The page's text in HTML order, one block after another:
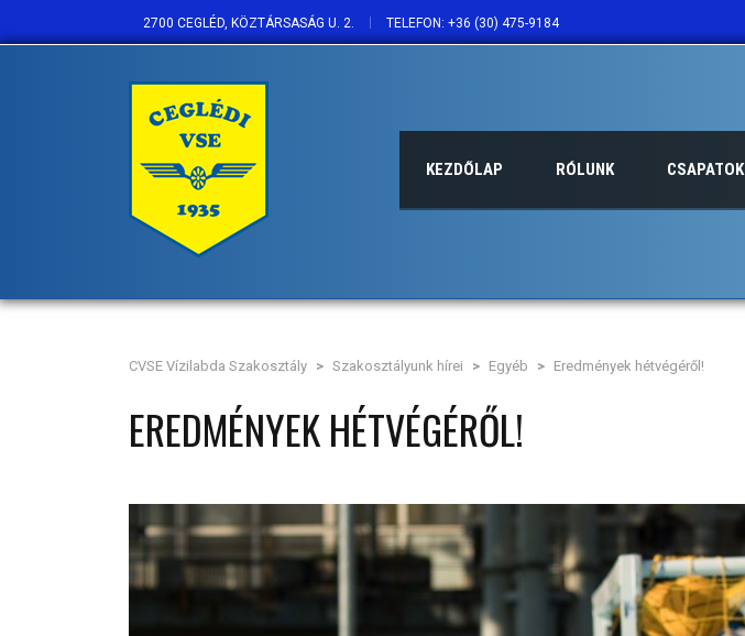
2700 CEGLÉD, KÖZTÁRSASÁG U. 2. TELEFON: +36 (30) 475-9184
KEZDŐLAP RÓLUNK CSAPATOK
CVSE Vízilabda Szakosztály > Szakosztályunk hírei > Egyéb > Eredmények hétvégéről!
EREDMÉNYEK HÉTVÉGÉRŐL!